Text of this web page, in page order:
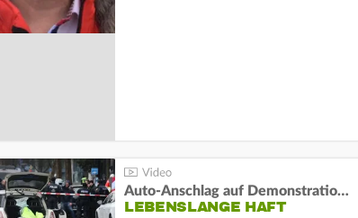
Auto-Anschlag auf Demonstration in München:
LEBENSLANGE HAFT